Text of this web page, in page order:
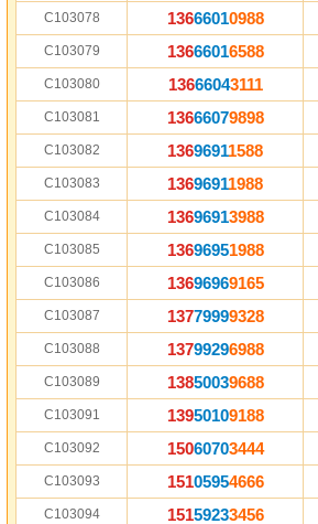
C103078 13666010988
C103079 13666016588
C103080 13666043111
C103081 13666079898
C103082 13696911588
C103083 13696911988
C103084 13696913988
C103085 13696951988
C103086 13696969165
C103087 13779999328
C103088 13799296988
C103089 13850039688
C103091 13950109188
C103092 15060703444
C103093 15105954666
C103094 15159233456